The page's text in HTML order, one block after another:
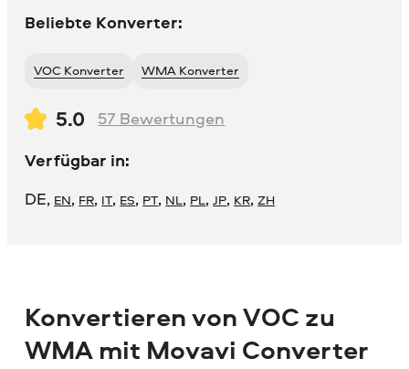
Beliebte Konverter:
VOC Konverter WMA Konverter
5.0 57 Bewertungen
Verfügbar in:
DE, EN, FR, IT, ES, PT, NL, PL,JP, KR,ZH
Konvertieren von VOC zu
WMA mit Movavi Converter